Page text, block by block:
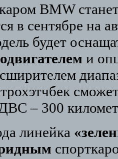
BMW
в сентябре на
будет
и
– 300
линейка